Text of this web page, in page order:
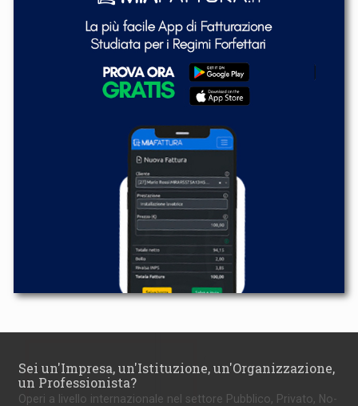
Sei un'Impresa, un'Istituzione, un'Organizzazione,
un Professionista?
Operi a livello internazionale nel settore Pubblico, Privato, No-